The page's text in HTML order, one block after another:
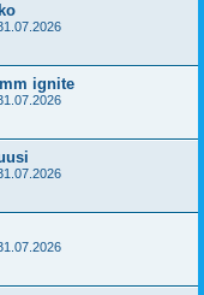
ignite